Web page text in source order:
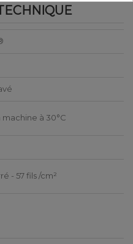
machine à 30°C
- 57 fils /cm²